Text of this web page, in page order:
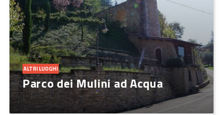
ALTRI LUOGHI
Parco dei Mulini ad Acqua